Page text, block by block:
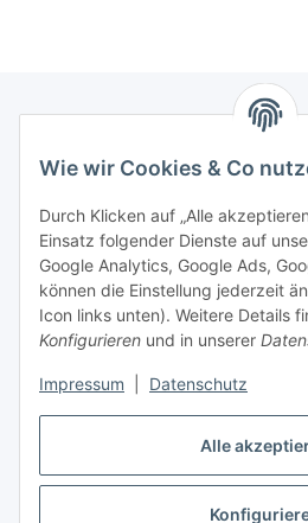
Alle
Wie wir Cookies & Co
Durch Klicken auf „Alle
Einsatz folgender Dienste auf
Google Analytics, Google Ads,
können die Einstellung jederzeit
Icon links unten). Weitere Details
Konfigurieren und in unserer
Impressum Datenschutz
Informationen
Gesetzliche Information
Versand / Bezahlen
Vertrag